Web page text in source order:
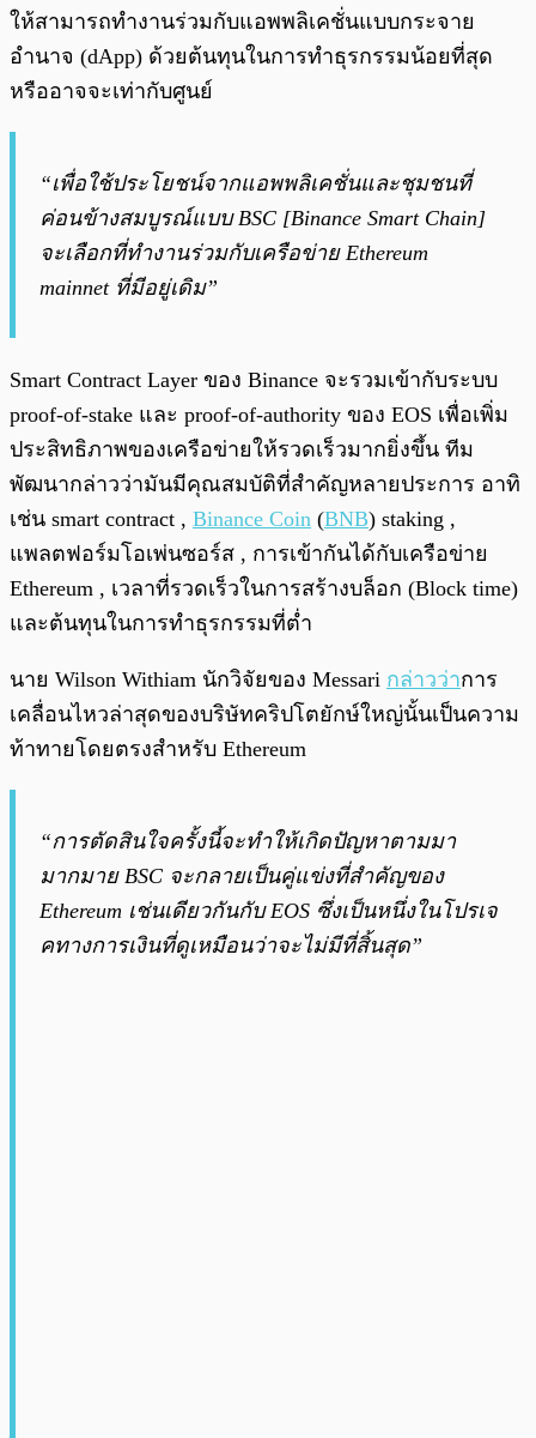
ให้สามารถทำงานร่วมกับแอพพลิเคชั่นแบบกระจาย
อำนาจ (dApp) ด้วยต้นทุนในการทำธุรกรรมน้อยที่สุด
หรืออาจจะเท่ากับศูนย์
“เพื่อใช้ประโยชน์จากแอพพลิเคชั่นและชุมชนที่
ค่อนข้างสมบูรณ์แบบ BSC [Binance Smart Chain]
จะเลือกที่ทำงานร่วมกับเครือข่าย Ethereum
mainnet ที่มีอยู่เดิม”
Smart Contract Layer ของ Binance จะรวมเข้ากับระบบ
proof-of-stake และ proof-of-authority ของ EOS เพื่อเพิ่ม
ประสิทธิภาพของเครือข่ายให้รวดเร็วมากยิ่งขึ้น ทีม
พัฒนากล่าวว่ามันมีคุณสมบัติที่สำคัญหลายประการ อาทิ
เช่น smart contract , Binance Coin (BNB) staking ,
แพลตฟอร์มโอเพ่นซอร์ส , การเข้ากันได้กับเครือข่าย
Ethereum , เวลาที่รวดเร็วในการสร้างบล็อก (Block time)
และต้นทุนในการทำธุรกรรมที่ต่ำ
นาย Wilson Withiam นักวิจัยของ Messari กล่าวว่าการ
เคลื่อนไหวล่าสุดของบริษัทคริปโตยักษ์ใหญ่นั้นเป็นความ
ท้าทายโดยตรงสำหรับ Ethereum
“การตัดสินใจครั้งนี้จะทำให้เกิดปัญหาตามมา
มากมาย BSC จะกลายเป็นคู่แข่งที่สำคัญของ
Ethereum เช่นเดียวกันกับ EOS ซึ่งเป็นหนึ่งในโปรเจ
คทางการเงินที่ดูเหมือนว่าจะไม่มีที่สิ้นสุด”